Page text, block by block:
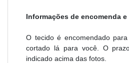
Informações de encomenda e
O tecido é encomendado
cortado lá para você. O
indicado acima das fotos.